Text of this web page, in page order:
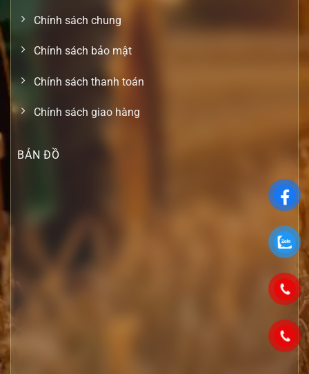
Chính sách chung
Chính sách bảo mật
Chính sách thanh toán
Chính sách giao hàng
BẢN ĐỒ